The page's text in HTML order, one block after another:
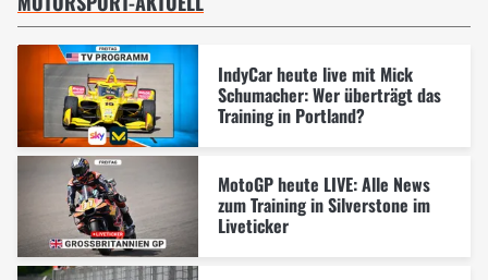
IndyCar heute live mit Mick
Schumacher: Wer überträgt das
Training in Portland?
MotoGP heute LIVE: Alle News
zum Training in Silverstone im
Liveticker